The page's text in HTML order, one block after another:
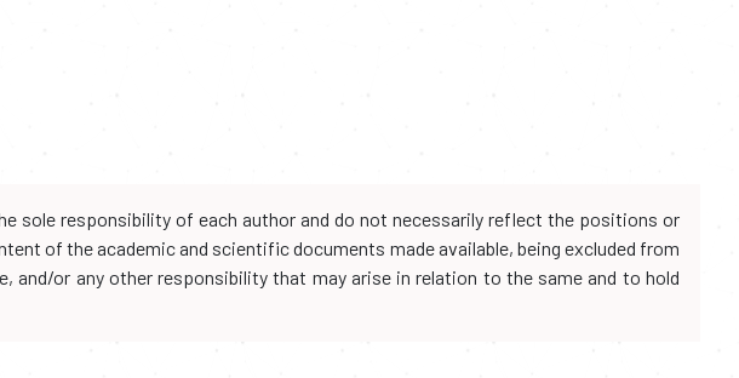
sole responsibility of each author and do not necessarily reflect the positions or
of the academic and scientific documents made available, being excluded from
or any other responsibility that may arise in relation to the same and to hold